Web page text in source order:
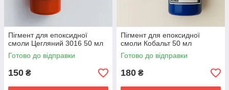
Пігмент для епоксидної
смоли Цегляний 3016 50 мл
Готово до відправки
150 ₴
Пігмент для епоксидної
смоли Кобальт 50 мл
Готово до відправки
180 ₴